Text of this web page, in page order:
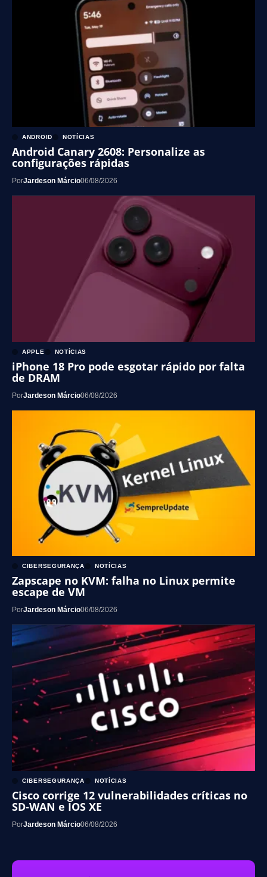
ANDROID NOTÍCIAS
Android Canary 2608: Personalize as
configurações rápidas
PorJardeson Márcio06/08/2026
APPLE NOTÍCIAS
iPhone 18 Pro pode esgotar rápido por falta
de DRAM
PorJardeson Márcio06/08/2026
CIBERSEGURANÇA NOTÍCIAS
Zapscape no KVM: falha no Linux permite
escape de VM
PorJardeson Márcio06/08/2026
CIBERSEGURANÇA NOTÍCIAS
Cisco corrige 12 vulnerabilidades críticas no
SD-WAN e IOS XE
PorJardeson Márcio06/08/2026